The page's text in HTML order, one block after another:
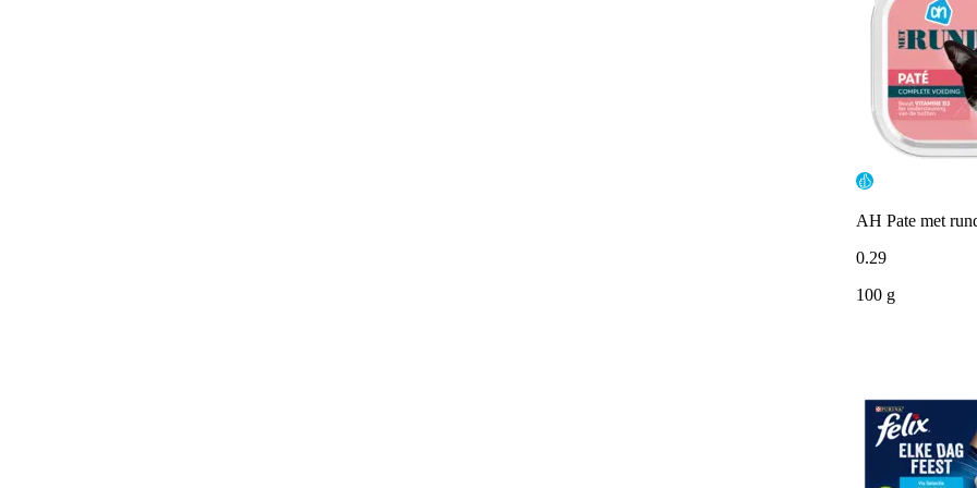
AH Pate met
0.29
100 g